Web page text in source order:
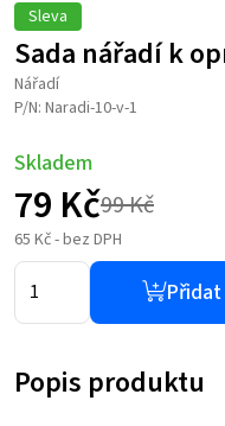
Sleva
Sada nářadí k
Nářadí
P/N: Naradi-10-v-1
Skladem
99Kč
Původní
cena
byla:
99 Kč.
79 Kč
Aktuální
cena
je:
79 Kč.
65 Kč- bez DPH
Popis produktu